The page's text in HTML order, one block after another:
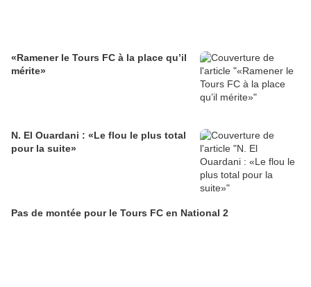
«Ramener le Tours FC à la place qu’il
mérite»
N. El Ouardani : «Le flou le plus total
pour la suite»
Pas de montée pour le Tours FC en National 2